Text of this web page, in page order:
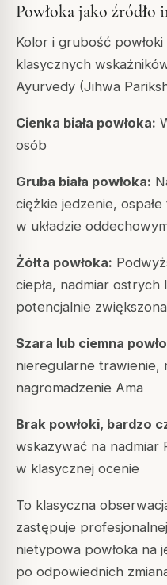
Powłoka jako źródło
Kolor i grubość
klasycznych
Ayurvedy (Jihwa
Cienka biała powłoka:
osób
Gruba biała powłoka:
ciężkie jedzenie,
w układzie
Żółta powłoka:
ciepła, nadmiar
potencjalnie
Szara lub ciemna
nieregularne trawienie,
nagromadzenie Ama
Brak powłoki, bardzo
wskazywać na
w klasycznej ocenie
To klasyczna
zastępuje
nietypowa powłoka na
po odpowiednich